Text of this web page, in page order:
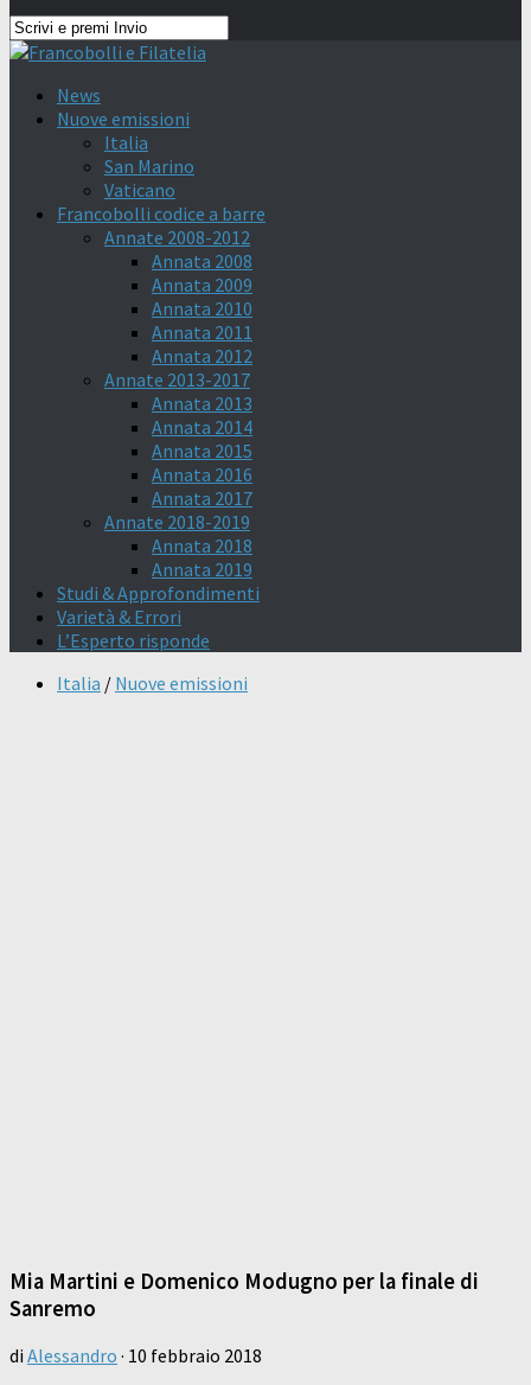
News
Nuove emissioni
Italia
San Marino
Vaticano
Francobolli codice a barre
Annate 2008-2012
Annata 2008
Annata 2009
Annata 2010
Annata 2011
Annata 2012
Annate 2013-2017
Annata 2013
Annata 2014
Annata 2015
Annata 2016
Annata 2017
Annate 2018-2019
Annata 2018
Annata 2019
Studi & Approfondimenti
Varietà & Errori
L’Esperto risponde
Italia / Nuove emissioni
Mia Martini e Domenico Modugno per la finale di
Sanremo
di Alessandro · 10 febbraio 2018